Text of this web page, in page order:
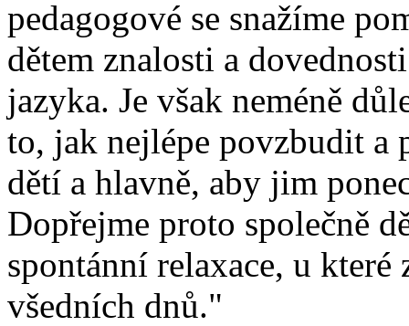
pedagogové se snažíme
dětem znalosti a
jazyka. Je však neméně
to, jak nejlépe povzbudit a
dětí a hlavně, aby jim
Dopřejme proto společně
spontánní relaxace, u které
všedních dnů."